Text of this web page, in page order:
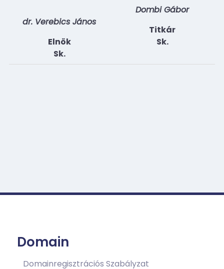
dr. Verebics János
Elnök
Sk.
Dombi Gábor
Titkár
Sk.
Domain
Domainregisztrációs Szabályzat